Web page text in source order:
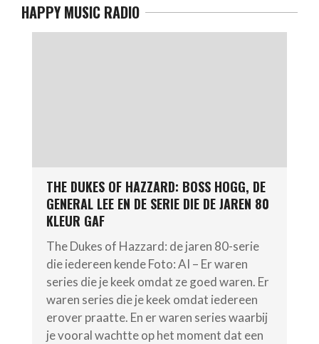
HAPPY MUSIC RADIO
THE DUKES OF HAZZARD: BOSS HOGG, DE
GENERAL LEE EN DE SERIE DIE DE JAREN 80
KLEUR GAF
The Dukes of Hazzard: de jaren 80-serie
die iedereen kende Foto: AI – Er waren
series die je keek omdat ze goed waren. Er
waren series die je keek omdat iedereen
erover praatte. En er waren series waarbij
je vooral wachtte op het moment dat een